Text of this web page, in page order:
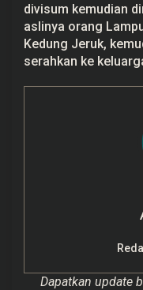
divisum kemudian
aslinya orang
Kedung Jeruk,
serahkan ke
Dapatkan update